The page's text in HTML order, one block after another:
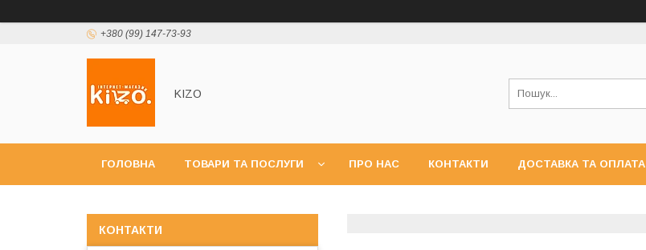
+380 (99) 147-73-93
KIZO
ГОЛОВНА ТОВАРИ ТА ПОСЛУГИ ПРО НАС КОНТАКТИ ДОСТАВКА ТА ОПЛАТА
КОНТАКТИ